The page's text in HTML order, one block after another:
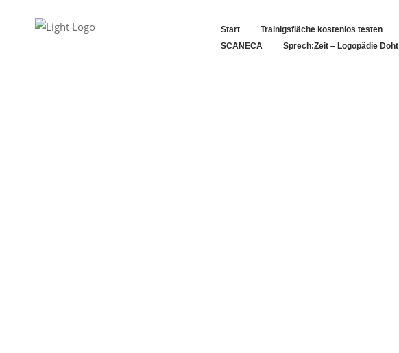
Start Trainigsfläche kostenlos testen
SCANECA
Sprech:Zeit – Logopädie Doht